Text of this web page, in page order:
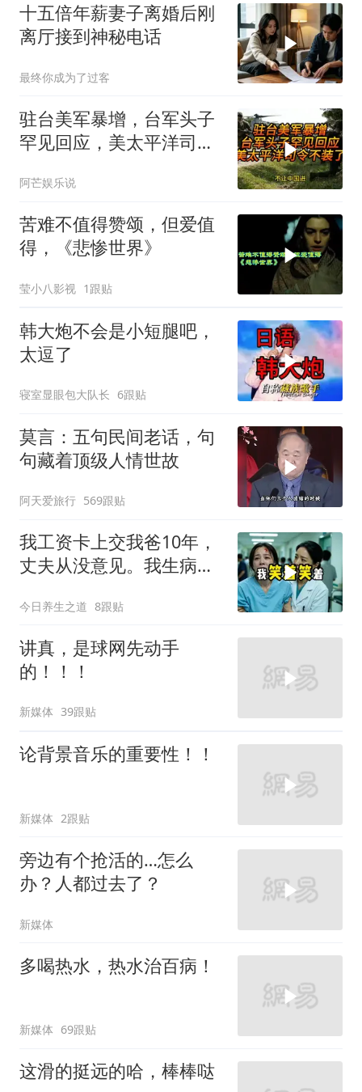
十五倍年薪妻子离婚后刚
离厅接到神秘电话
最终你成为了过客
驻台美军暴增，台军头子
罕见回应，美太平洋司令
阿芒娱乐说
苦难不值得赞颂，但爱值
得，《悲惨世界》
莹小八影视 1跟贴
韩大炮不会是小短腿吧，
太逗了
寝室显眼包大队长 6跟贴
莫言：五句民间老话，句
句藏着顶级人情世故
阿天爱旅行 569跟贴
我工资卡上交我爸10年，
丈夫从没意见。我生病住
今日养生之道 8跟贴
讲真，是球网先动手
的！！！
新媒体 39跟贴
论背景音乐的重要性！！
新媒体 2跟贴
旁边有个抢活的…怎么
办？人都过去了？
新媒体
多喝热水，热水治百病！
新媒体 69跟贴
这滑的挺远的哈，棒棒哒